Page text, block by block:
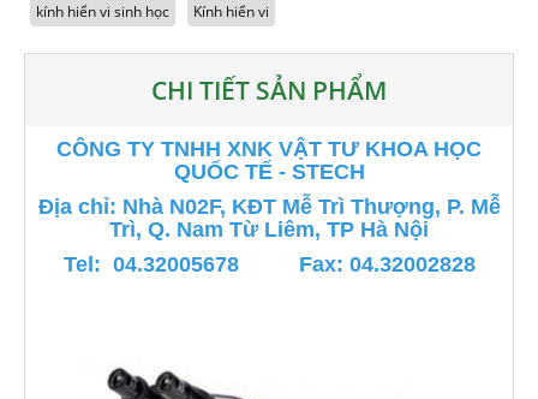
kính hiển vi sinh học
Kính hiển vi
CHI TIẾT SẢN PHẨM
CÔNG TY TNHH XNK VẬT TƯ KHOA HỌC
QUỐC TẾ - STECH
Địa chỉ: Nhà N02F, KĐT Mễ Trì Thượng, P. Mễ
Trì, Q. Nam Từ Liêm, TP Hà Nội
Tel: 04.32005678 Fax: 04.32002828